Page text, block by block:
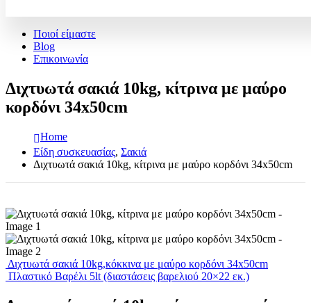
Ποιοί είμαστε
Blog
Επικοινωνία
Διχτυωτά σακιά 10kg, κίτρινα με μαύρο
κορδόνι 34x50cm
Home
Είδη συσκευασίας, Σακιά
Διχτυωτά σακιά 10kg, κίτρινα με μαύρο κορδόνι 34x50cm
Διχτυωτά σακιά 10kg,κόκκινα με μαύρο κορδόνι 34x50cm
Πλαστικό Βαρέλι 5lt (διαστάσεις βαρελιού 20×22 εκ.)